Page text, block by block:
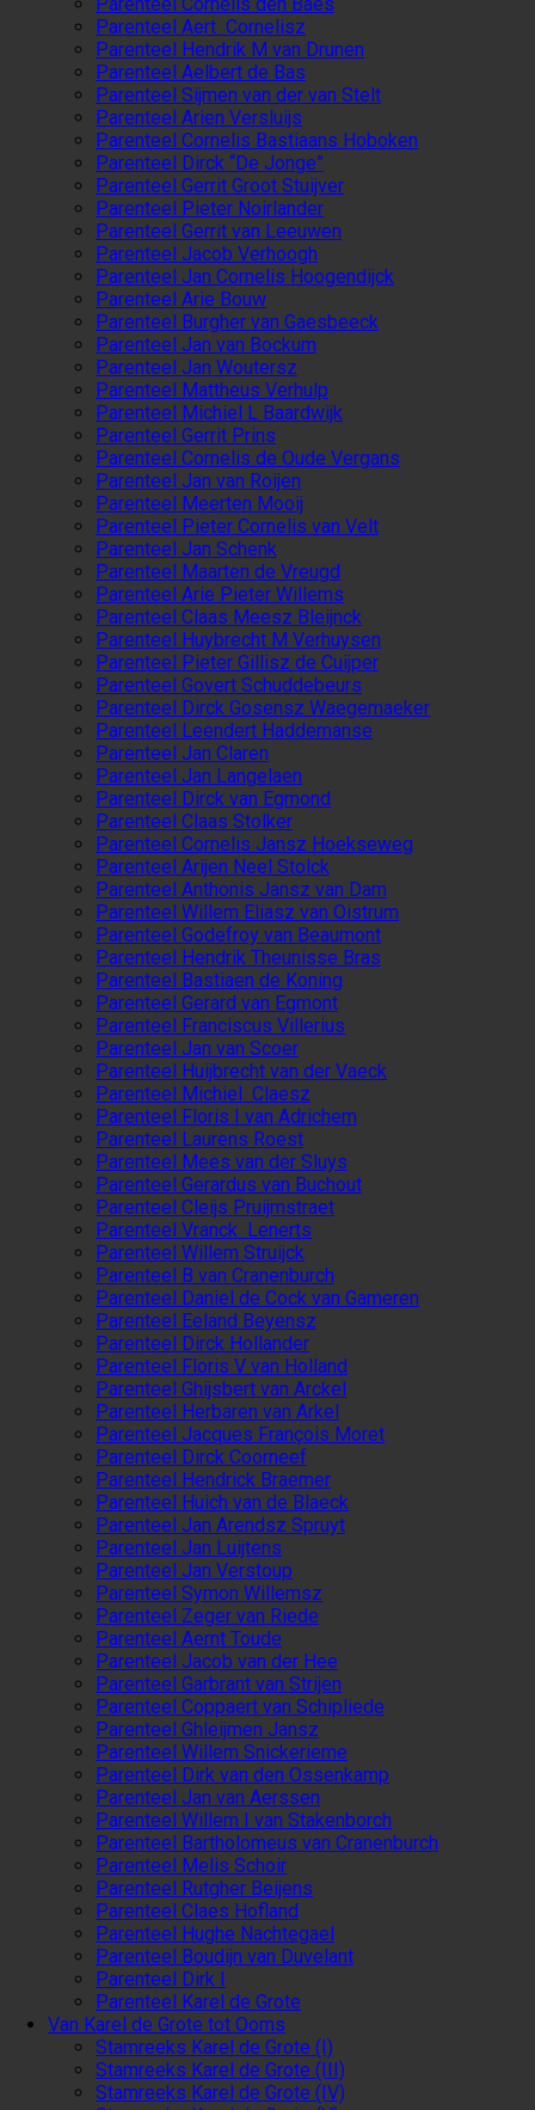
Parenteel Aert Cornelisz
Parenteel Hendrik M van Drunen
Parenteel Aelbert de Bas
Parenteel Sijmen van der van Stelt
Parenteel Arien Versluijs
Parenteel Cornelis Bastiaans Hoboken
Parenteel Dirck “De Jonge”
Parenteel Gerrit Groot Stuijver
Parenteel Pieter Noirlander
Parenteel Gerrit van Leeuwen
Parenteel Jacob Verhoogh
Parenteel Jan Cornelis Hoogendijck
Parenteel Arie Bouw
Parenteel Burgher van Gaesbeeck
Parenteel Jan van Bockum
Parenteel Jan Woutersz
Parenteel Mattheus Verhulp
Parenteel Michiel L Baardwijk
Parenteel Gerrit Prins
Parenteel Cornelis de Oude Vergans
Parenteel Jan van Roijen
Parenteel Meerten Mooij
Parenteel Pieter Cornelis van Velt
Parenteel Jan Schenk
Parenteel Maarten de Vreugd
Parenteel Arie Pieter Willems
Parenteel Claas Meesz Bleijnck
Parenteel Huybrecht M Verhuysen
Parenteel Pieter Gillisz de Cuijper
Parenteel Govert Schuddebeurs
Parenteel Dirck Gosensz Waegemaeker
Parenteel Leendert Haddemanse
Parenteel Jan Claren
Parenteel Jan Langelaen
Parenteel Dirck van Egmond
Parenteel Claas Stolker
Parenteel Cornelis Jansz Hoekseweg
Parenteel Arijen Neel Stolck
Parenteel Anthonis Jansz van Dam
Parenteel Willem Eliasz van Oistrum
Parenteel Godefroy van Beaumont
Parenteel Hendrik Theunisse Bras
Parenteel Bastiaen de Koning
Parenteel Gerard van Egmont
Parenteel Franciscus Villerius
Parenteel Jan van Scoer
Parenteel Huijbrecht van der Vaeck
Parenteel Michiel Claesz
Parenteel Floris I van Adrichem
Parenteel Laurens Roest
Parenteel Mees van der Sluys
Parenteel Gerardus van Buchout
Parenteel Cleijs Pruijmstraet
Parenteel Vranck Lenerts
Parenteel Willem Struijck
Parenteel B van Cranenburch
Parenteel Daniel de Cock van Gameren
Parenteel Eeland Beyensz
Parenteel Dirck Hollander
Parenteel Floris V van Holland
Parenteel Ghijsbert van Arckel
Parenteel Herbaren van Arkel
Parenteel Jacques François Moret
Parenteel Dirck Coorneef
Parenteel Hendrick Braemer
Parenteel Huich van de Blaeck
Parenteel Jan Arendsz Spruyt
Parenteel Jan Luijtens
Parenteel Jan Verstoup
Parenteel Symon Willemsz
Parenteel Zeger van Riede
Parenteel Aernt Toude
Parenteel Jacob van der Hee
Parenteel Garbrant van Strijen
Parenteel Coppaert van Schipliede
Parenteel Ghleijmen Jansz
Parenteel Willem Snickerieme
Parenteel Dirk van den Ossenkamp
Parenteel Jan van Aerssen
Parenteel Willem I van Stakenborch
Parenteel Bartholomeus van Cranenburch
Parenteel Melis Schoir
Parenteel Rutgher Beijens
Parenteel Claes Hofland
Parenteel Hughe Nachtegael
Parenteel Boudijn van Duvelant
Parenteel Dirk I
Parenteel Karel de Grote
Van Karel de Grote tot Ooms
Stamreeks Karel de Grote (I)
Stamreeks Karel de Grote (III)
Stamreeks Karel de Grote (IV)